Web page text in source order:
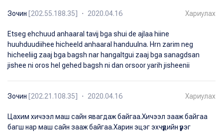
Зочин [202.55.188.35] ・ 2020.04.16 Хариулах
Etseg ehchuud anhaaral tavij bga shui de ajlaa hiine
huuhduudiihee hicheeld anhaaral handuulna. Hrn zarim neg
hicheeliig zaaj bga bagsh nar hangaltgui zaaj bga sanagdsan
jishee ni oros hel gehed bagsh ni dan orsoor yarih jisheenii
Зочин [202.21.108.35] ・ 2020.04.16 Хариулах
Цахим хичээл маш сайн явагдаж байгаа.Хичээл зааж байгаа
багш нар маш сайн зааж байгаа.Харин эцэг эхчүүдийн үүрэг